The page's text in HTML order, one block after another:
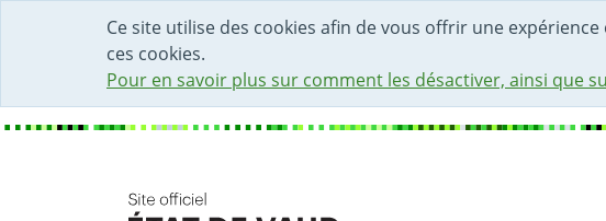
Ce site utilise des cookies afin de vous offrir une
ces cookies.
Pour en savoir plus sur comment les désactiver, ainsi que
DÉBUT DU CONTENU DE LA PAGE
ACCÈS AU CHAMP DE RECHERCHE
PAGE D'ACCUEIL
FORMULAIRE DE CONTACT